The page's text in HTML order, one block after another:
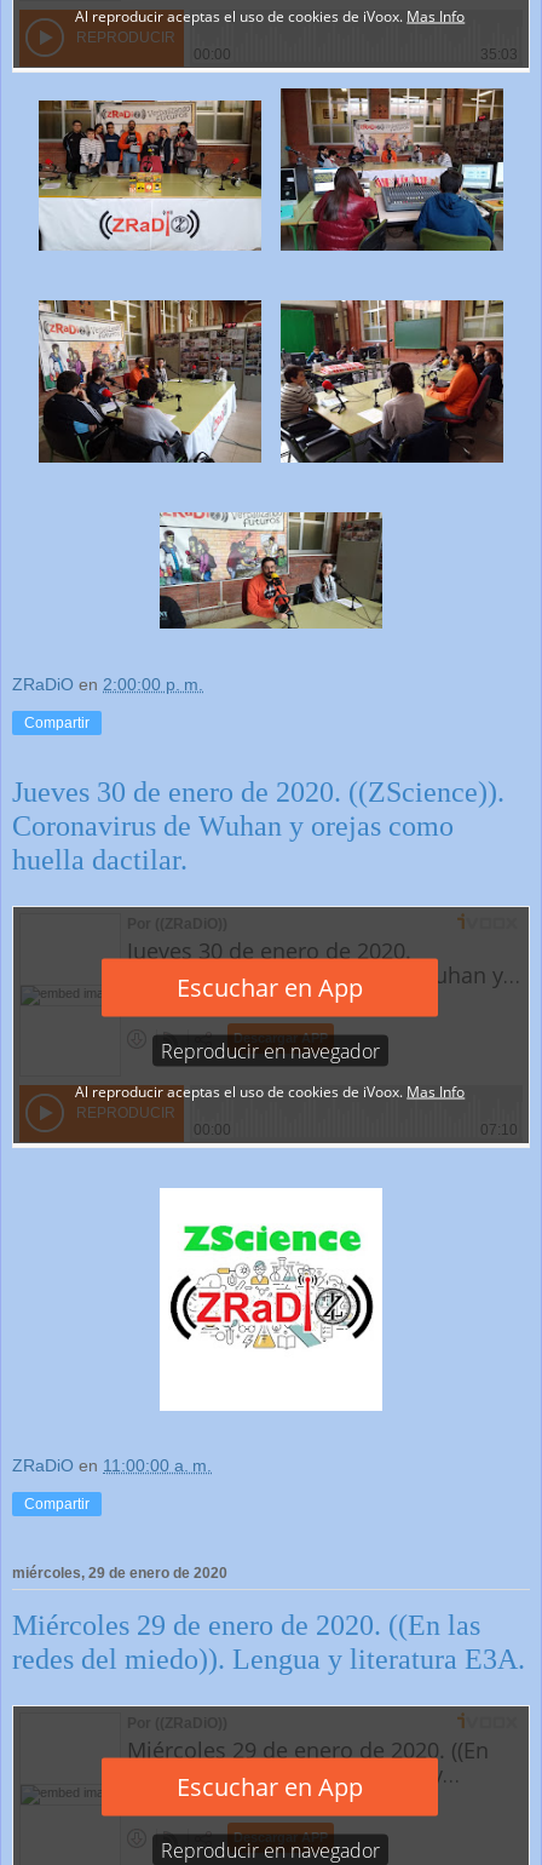
ZRaDiO en 2:00:00 p. m.
Compartir
Jueves 30 de enero de 2020. ((ZScience)).
Coronavirus de Wuhan y orejas como
huella dactilar.
ZRaDiO en 11:00:00 a. m.
Compartir
miércoles, 29 de enero de 2020
Miércoles 29 de enero de 2020. ((En las
redes del miedo)). Lengua y literatura E3A.